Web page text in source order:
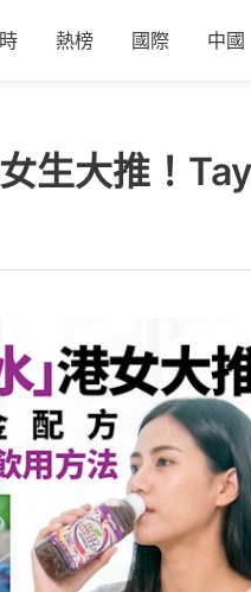
熱榜 國際 中國
生大推！